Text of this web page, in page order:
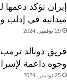
إيران تؤكد
ميدانية في إدلب
29 نوفمبر، 2024
فريق دونالد
وجوه داعمة
25 نوفمبر، 2024